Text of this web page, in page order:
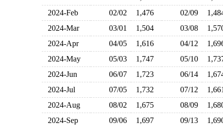
2024-Feb
02/02 1,476 02/09
2024-Mar
03/01 1,504 03/08
2024-Apr
04/05 1,616 04/12
2024-May
05/03 1,747 05/10
2024-Jun
06/07 1,723 06/14
2024-Jul
07/05 1,732 07/12
2024-Aug
08/02 1,675 08/09
2024-Sep
09/06 1,697 09/13